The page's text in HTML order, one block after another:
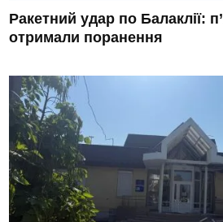
Ракетний удар по Балаклії:
отримали поранення